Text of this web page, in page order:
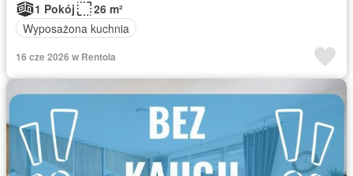
1 Pokój
26 m²
Wyposażona kuchnia
16 cze 2026 w Rentola